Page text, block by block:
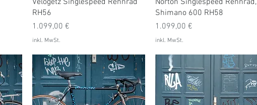
Velogetz Singlespeed Rennrad
RH56
Preis
1.099,00 €
inkl. MwSt.
Norton Singlespeed Rennrad,
Shimano 600 RH58
Preis
1.099,00 €
inkl. MwSt.